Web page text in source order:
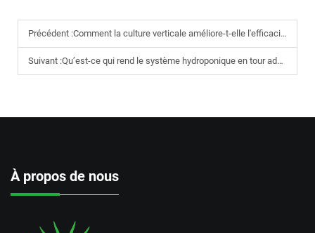
Précédent :Comment la culture verticale améliore-t-elle l'efficacité de l'exposition à la lumière dans les systèmes de plantation superposée
Suivant :Qu’est-ce qui rend le système hydroponique en tour adapté aux modèles de conception d’agriculture compacte
À propos de nous